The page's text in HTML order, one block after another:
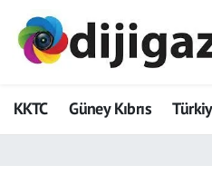
KKTC Güney Kıbrıs
ADVERTORIAL
Dijigazete
Hava Durumu
Trafik Durumu